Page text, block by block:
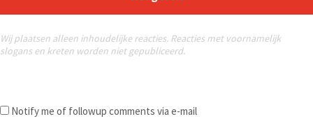
Wij plaatsen alleen inhoudelijke reacties. Reacties met voornamelijk
slogans en kreten worden niet gepubliceerd.
Notify me of followup comments via e-mail